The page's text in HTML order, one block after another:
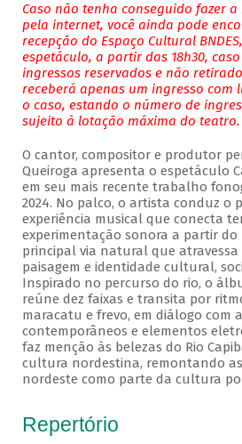
Caso não tenha conseguido fazer
pela internet, você ainda pode
recepção do Espaço Cultural
espetáculo, a partir das 18h30,
ingressos reservados e não
receberá apenas um ingresso com
o caso, estando o número de
sujeito à lotação máxima do teatro.
O cantor, compositor e produtor
Queiroga apresenta o espetáculo
em seu mais recente trabalho
2024. No palco, o artista conduz o
experiência musical que conecta
experimentação sonora a partir do
principal via natural que atravessa
paisagem e identidade cultural,
Inspirado no percurso do rio, o
reúne dez faixas e transita por
maracatu e frevo, em diálogo com
contemporâneos e elementos
faz menção às belezas do Rio
cultura nordestina, remontando
nordeste como parte da cultura
Repertório